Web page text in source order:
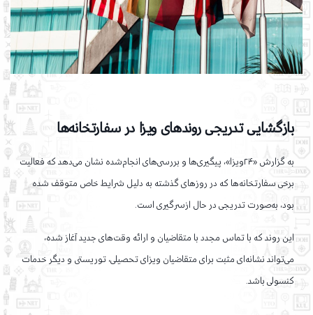
بازگشایی تدریجی روندهای ویزا در سفارتخانه‌ها
به گزارش «۲۴ویزا»، پیگیری‌ها و بررسی‌های انجام‌شده نشان می‌دهد که فعالیت
برخی سفارتخانه‌ها که در روزهای گذشته به دلیل شرایط خاص متوقف شده
بود، به‌صورت تدریجی در حال ازسرگیری است.
این روند که با تماس مجدد با متقاضیان و ارائه وقت‌های جدید آغاز شده،
می‌تواند نشانه‌ای مثبت برای متقاضیان ویزای تحصیلی، توریستی و دیگر خدمات
کنسولی باشد.